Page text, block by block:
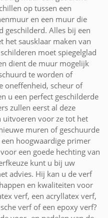
op tussen een
en een muur die
geschilderd. Alles bij een
het sausklaar maken van
moet spiegelglad
dient de muur mogelijk
te worden of
oneffenheid, scheur of
u een perfect geschilderde
zullen eerst al deze
voor ze tot het
muren of geschuurde
hoogwaardige primer
een goede hechting van
kunt u bij uw
advies. Hij kan u de verf
en kwaliteiten voor
verf, een acryllatex verf,
verf of een epoxy verf?